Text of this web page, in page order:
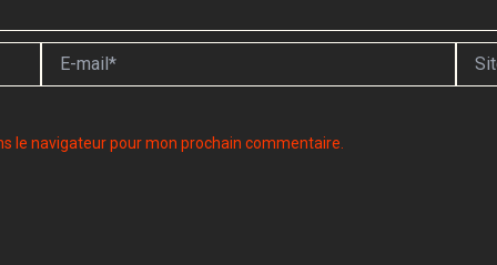
mail*
le navigateur pour mon prochain commentaire.